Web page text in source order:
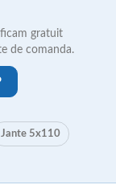
gratuit
de comanda.
Jante 5x110